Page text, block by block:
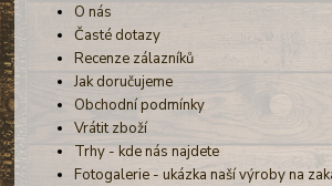
O nás
Časté dotazy
Recenze zálazníků
Jak doručujeme
Obchodní podmínky
Vrátit zboží
Trhy - kde nás najdete
Fotogalerie - ukázka naší výroby na